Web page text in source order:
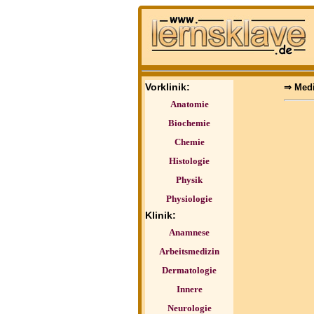
Vorklinik:
Anatomie
Biochemie
Chemie
Histologie
Physik
Physiologie
Klinik:
Anamnese
Arbeitsmedizin
Dermatologie
Innere
Neurologie
⇒